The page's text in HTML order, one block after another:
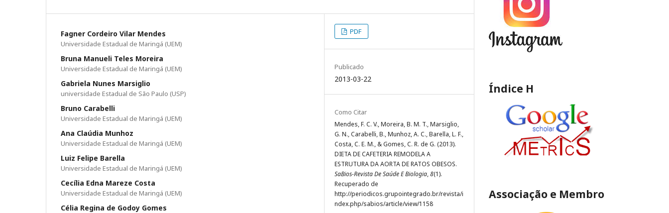
Fagner Cordeiro Vilar Mendes
Universidade Estadual de Maringá (UEM)
Bruna Manueli Teles Moreira
Universidade Estadual de Maringá (UEM)
Gabriela Nunes Marsiglio
universidade Estadual de São Paulo (USP)
Bruno Carabelli
Universidade Estadual de Maringá (UEM)
Ana Claúdia Munhoz
Universidade Estadual de Maringá (UEM)
Luiz Felipe Barella
Universidade Estadual de Maringá (UEM)
Cecília Edna Mareze Costa
Universidade Estadual de Maringá (UEM)
Célia Regina de Godoy Gomes
PDF
Publicado
2013-03-22
Como Citar
Mendes, F. C. V., Moreira, B. M. T., Marsiglio,
G. N., Carabelli, B., Munhoz, A. C., Barella, L. F.,
Costa, C. E. M., & Gomes, C. R. de G. (2013).
DIETA DE CAFETERIA REMODELA A
ESTRUTURA DA AORTA DE RATOS OBESOS.
SaBios-Revista De Saúde E Biologia,8(1).
Recuperado de
http://periodicos.grupointegrado.br/revista/i
ndex.php/sabios/article/view/1158
Índice H
Associação e Membro